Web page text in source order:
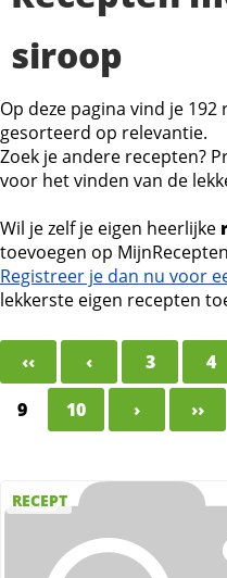
siroop
Op deze pagina vind je
gesorteerd op relevantie.
Zoek je andere recepten?
voor het vinden van de
Wil je zelf je eigen heerlijke
toevoegen op
Registreer je dan nu voor
lekkerste eigen recepten
‹‹ ‹ 3 4
9
10 › ››
RECEPT